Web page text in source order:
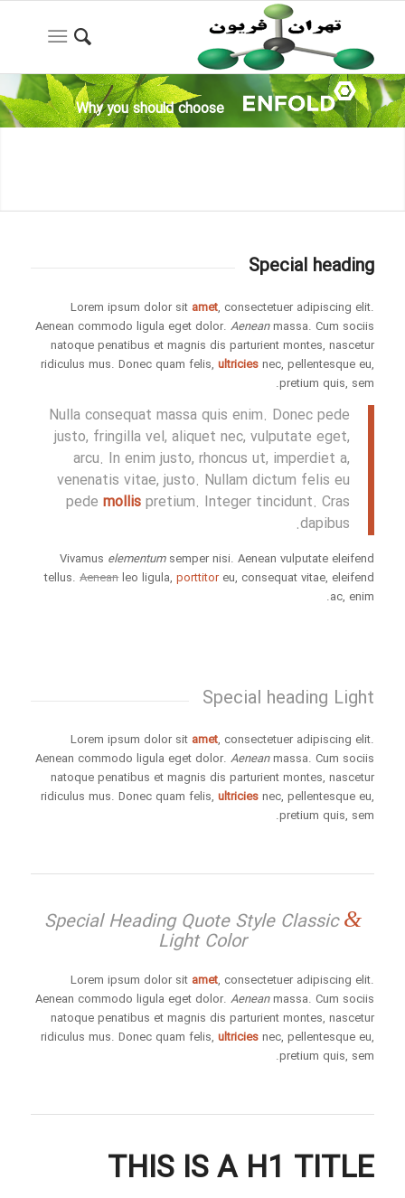
Why you should choose
Special heading
Lorem ipsum dolor sit amet, consectetuer adipiscing elit.
Aenean commodo ligula eget dolor.Aeneanmassa. Cum sociis
natoque penatibus et magnis dis parturient montes, nascetur
ridiculus mus. Donec quam felis,ultriciesnec, pellentesque eu,
pretium quis, sem.
Nulla consequat massa quis enim. Donec pede
justo, fringilla vel, aliquet nec, vulputate eget,
arcu. In enim justo, rhoncus ut, imperdiet a,
venenatis vitae, justo. Nullam dictum felis eu
pedemollis pretium. Integer tincidunt. Cras
dapibus.
Vivamus elementumsemper nisi. Aenean vulputate eleifend
tellus.Aeneanleo ligula,porttitoreu, consequat vitae, eleifend
ac, enim.
Special heading Light
Lorem ipsum dolor sit amet, consectetuer adipiscing elit.
Aenean commodo ligula eget dolor.Aeneanmassa. Cum sociis
natoque penatibus et magnis dis parturient montes, nascetur
ridiculus mus. Donec quam felis,ultriciesnec, pellentesque eu,
pretium quis, sem.
Special Heading Quote Style Classic&
Light Color
Lorem ipsum dolor sit amet, consectetuer adipiscing elit.
Aenean commodo ligula eget dolor.Aeneanmassa. Cum sociis
natoque penatibus et magnis dis parturient montes, nascetur
ridiculus mus. Donec quam felis,ultriciesnec, pellentesque eu,
pretium quis, sem.
THIS IS A H1 TITLE